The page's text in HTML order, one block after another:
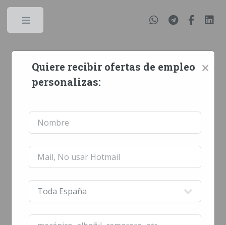
Sucurriculum.com Empleo, trabajo,
formación y oposiciones
×
Quiere recibir ofertas de empleo
personalizas: